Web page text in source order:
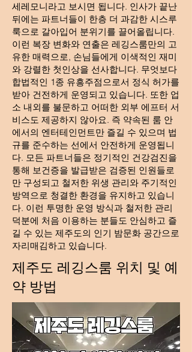
세레모니라고 보시면 됩니다. 인사가 끝난
뒤에는 파트너들이 한층 더 과감한 시스루
룩으로 갈아입어 분위기를 끌어올립니다.
이런 복장 변화와 연출은 레깅스룸만의 고
유한 매력으로, 손님들에게 이색적인 재미
와 강렬한 첫인상을 선사합니다. 무엇보다
합법적인 1종 유흥주점으로서 정식 허가를
받아 건전하게 운영되고 있습니다. 또한 업
소 내외를 불문하고 어떠한 외부 에프터 서
비스도 제공하지 않아요. 즉 약속된 룸 안
에서의 엔터테인먼트만 즐길 수 있으며 법
규를 준수하는 선에서 안전하게 운영됩니
다. 모든 파트너들은 정기적인 건강검진을
통해 보건증을 발급받은 검증된 인원들로
만 구성되고 철저한 위생 관리와 주기적인
방역으로 청결한 환경을 유지하고 있습니
다. 이런 투명한 운영 방식과 철저한 관리
덕분에 처음 이용하는 분들도 안심하고 즐
길 수 있는 제주도의 인기 밤문화 공간으로
자리매김하고 있습니다.
제주도 레깅스룸 위치 및 예
약 방법